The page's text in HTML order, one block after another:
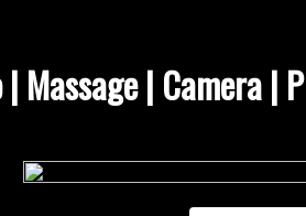
Massage | Camera |